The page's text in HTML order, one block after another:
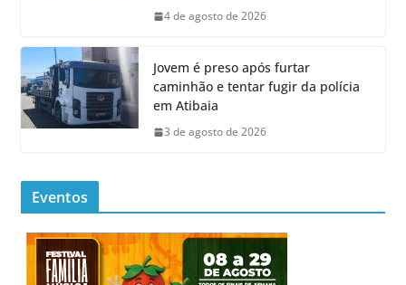
4 de agosto de 2026
Jovem é preso após furtar
caminhão e tentar fugir da polícia
em Atibaia
3 de agosto de 2026
Eventos